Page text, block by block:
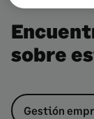
sobre
Gestión